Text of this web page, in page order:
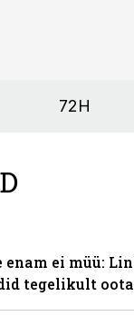
72H
enam ei müü:
tegelikult